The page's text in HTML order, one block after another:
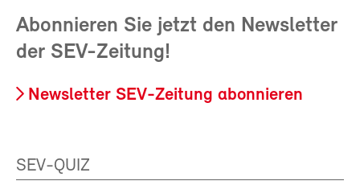
Abonnieren Sie jetzt den Newsletter
der SEV-Zeitung!
Newsletter SEV-Zeitung abonnieren
SEV-QUIZ